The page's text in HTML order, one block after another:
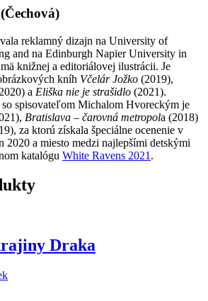
reklamný dizajn na University of
and na Edinburgh Napier University in
knižnej a editoriálovej ilustrácii. Je
kníh Včelár Jožko (2019),
a Eliška nie je strašidlo (2021).
spisovateľom Michalom Hvoreckým je
Bratislava – čarovná metropola (2018)
za ktorú získala špeciálne ocenenie v
2020 a miesto medzi najlepšími detskými
katalógu White Ravens 2021 .
Draka